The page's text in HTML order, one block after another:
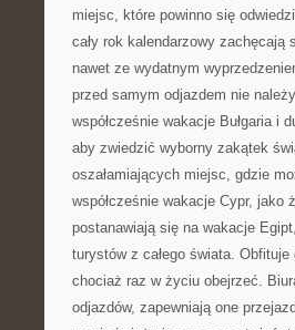
miejsc, które powinno się
cały rok kalendarzowy
nawet ze wydatnym
przed samym odjazdem nie
współcześnie wakacje Bułgaria i
aby zwiedzić wyborny zakątek
oszałamiających miejsc, gdzie
współcześnie wakacje Cypr,
postanawiają się na wakacje
turystów z całego świata.
chociaż raz w życiu obejrzeć.
odjazdów, zapewniają one